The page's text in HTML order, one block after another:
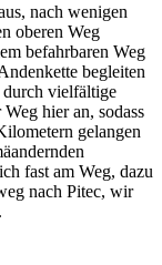
nach wenigen
oberen Weg
befahrbaren Weg
begleiten
durch vielfältige
hier an, sodass
gelangen
fast am Weg, dazu
nach Pitec, wir